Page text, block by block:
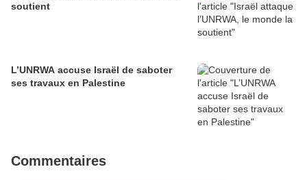
soutient
L’UNRWA accuse Israël de saboter
ses travaux en Palestine
Commentaires